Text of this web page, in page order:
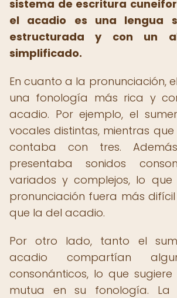
sistema de escritura
el acadio es una lengua
estructurada y con un
simplificado.
En cuanto a la pronunciación,
una fonología más rica y
acadio. Por ejemplo, el
vocales distintas, mientras
contaba con tres.
presentaba sonidos
variados y complejos, lo
pronunciación fuera más
que la del acadio.
Por otro lado, tanto el
acadio compartían
consonánticos, lo que sugiere
mutua en su fonología. La